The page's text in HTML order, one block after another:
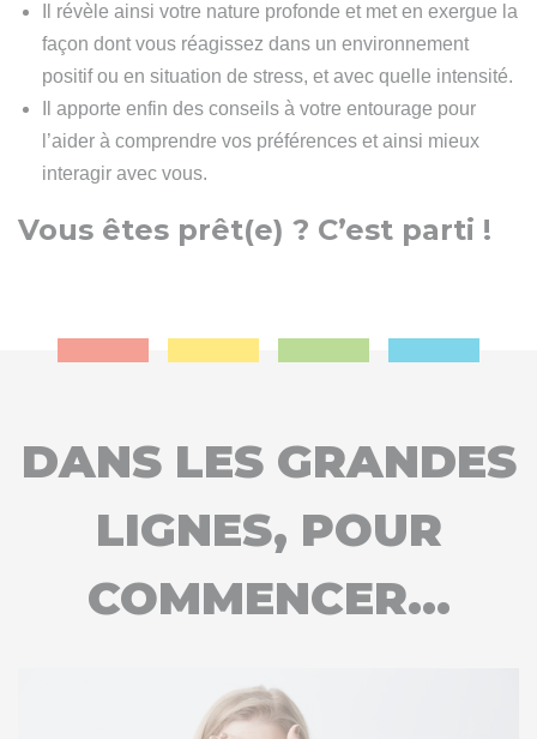
Il révèle ainsi votre nature profonde et met en exergue la
façon dont vous réagissez dans un environnement
positif ou en situation de stress, et avec quelle intensité.
Il apporte enfin des conseils à votre entourage pour
l’aider à comprendre vos préférences et ainsi mieux
interagir avec vous.
Vous êtes prêt(e) ? C’est parti !
DANS LES GRANDES
LIGNES, POUR
COMMENCER...